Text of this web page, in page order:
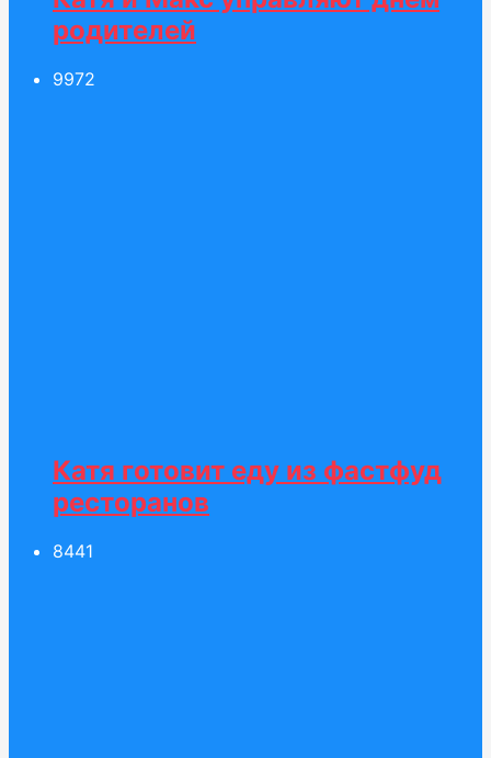
родителей
9972
Катя готовит еду из фастфуд
ресторанов
8441